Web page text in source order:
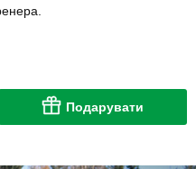
Подарувати